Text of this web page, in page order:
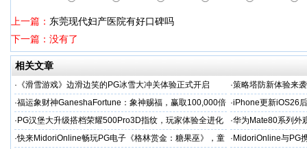
上一篇： 东莞现代妇产医院有好口碑吗
下一篇：没有了
相关文章
· 《滑雪游戏》边滑边笑的PG冰雪大冲关体验正式开启 ·策略塔防新体验来
·福运象财神GaneshaFortune：象神赐福，赢取100,000倍
巨奖！PG爆款神作火热登场！
·iPhone更新iOS26
· PG汉堡大升级搭档荣耀500Pro3D指纹，玩家体验全进化 ·华为Mate80系列外
色
·快来MidoriOnline畅玩PG电子《格林赏金：糖果巫》，童
· MidoriOnline与PG